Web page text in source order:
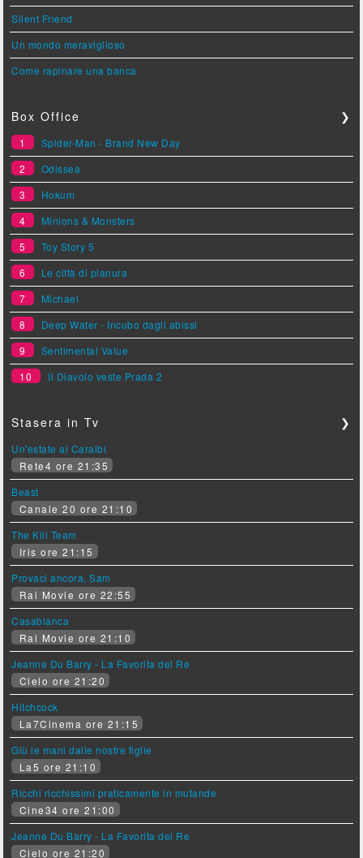
Silent Friend
Un mondo meraviglioso
Come rapinare una banca
Box Office ❯
1
Spider-Man - Brand New Day
2
Odissea
3
Hokum
4
Minions & Monsters
5
Toy Story 5
6
Le città di pianura
7
Michael
8
Deep Water - Incubo dagli abissi
9
Sentimental Value
10
Il Diavolo veste Prada 2
Stasera in Tv ❯
Un'estate ai Caraibi
Rete4 ore 21:35
Beast
Canale 20 ore 21:10
The Kill Team
Iris ore 21:15
Provaci ancora, Sam
Rai Movie ore 22:55
Casablanca
Rai Movie ore 21:10
Jeanne Du Barry - La Favorita del Re
Cielo ore 21:20
Hitchcock
La7Cinema ore 21:15
Giù le mani dalle nostre figlie
La5 ore 21:10
Ricchi ricchissimi praticamente in mutande
Cine34 ore 21:00
Jeanne Du Barry - La Favorita del Re
Cielo ore 21:20